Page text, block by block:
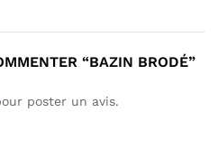
“BAZIN BRODÉ”
poster un avis.